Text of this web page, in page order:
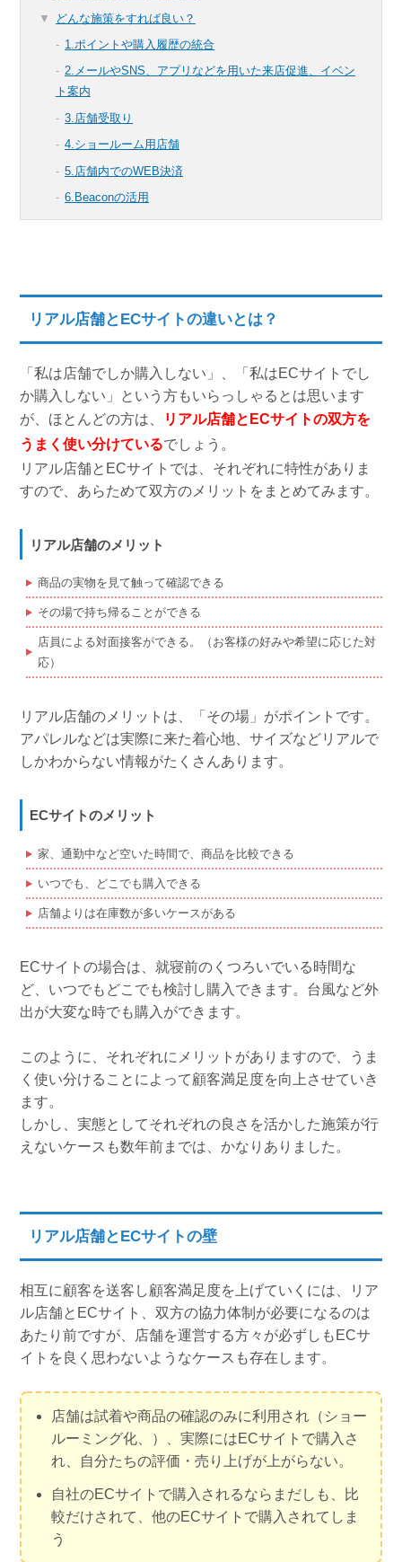
どんな施策をすれば良い？
1.ポイントや購入履歴の統合
2.メールやSNS、アプリなどを用いた来店促進、イベン
ト案内
3.店舗受取り
4.ショールーム用店舗
5.店舗内でのWEB決済
6.Beaconの活用
リアル店舗とECサイトの違いとは？
「私は店舗でしか購入しない」、「私はECサイトでし
か購入しない」という方もいらっしゃるとは思います
が、ほとんどの方は、
リアル店舗とECサイトの双方を
うまく使い分けているでしょう。
リアル店舗とECサイトでは、それぞれに特性がありま
すので、あらためて双方のメリットをまとめてみます。
リアル店舗のメリット
商品の実物を見て触って確認できる
その場で持ち帰ることができる
店員による対面接客ができる。（お客様の好みや希望に応じた対
応）
リアル店舗のメリットは、「その場」がポイントです。
アパレルなどは実際に来た着心地、サイズなどリアルで
しかわからない情報がたくさんあります。
ECサイトのメリット
家、通勤中など空いた時間で、商品を比較できる
いつでも、どこでも購入できる
店舗よりは在庫数が多いケースがある
ECサイトの場合は、就寝前のくつろいでいる時間な
ど、いつでもどこでも検討し購入できます。台風など外
出が大変な時でも購入ができます。
このように、それぞれにメリットがありますので、うま
く使い分けることによって顧客満足度を向上させていき
ます。
しかし、実態としてそれぞれの良さを活かした施策が行
えないケースも数年前までは、かなりありました。
リアル店舗とECサイトの壁
相互に顧客を送客し顧客満足度を上げていくには、リア
ル店舗とECサイト、双方の協力体制が必要になるのは
あたり前ですが、店舗を運営する方々が必ずしもECサ
イトを良く思わないようなケースも存在します。
店舗は試着や商品の確認のみに利用され（ショー
ルーミング化、）、実際にはECサイトで購入さ
れ、自分たちの評価・売り上げが上がらない。
自社のECサイトで購入されるならまだしも、比
較だけされて、他のECサイトで購入されてしま
う